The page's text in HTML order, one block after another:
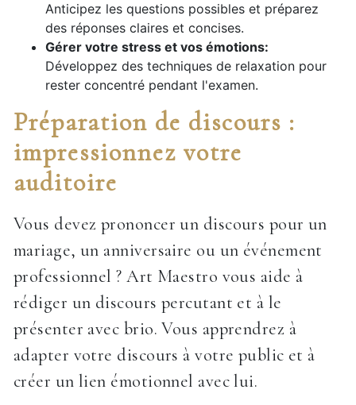
Anticipez les questions possibles et préparez
des réponses claires et concises.
Gérer votre stress et vos émotions:
Développez des techniques de relaxation pour
rester concentré pendant l'examen.
Préparation de discours :
impressionnez votre
auditoire
Vous devez prononcer un discours pour un
mariage, un anniversaire ou un événement
professionnel ? Art Maestro vous aide à
rédiger un discours percutant et à le
présenter avec brio. Vous apprendrez à
adapter votre discours à votre public et à
créer un lien émotionnel avec lui.